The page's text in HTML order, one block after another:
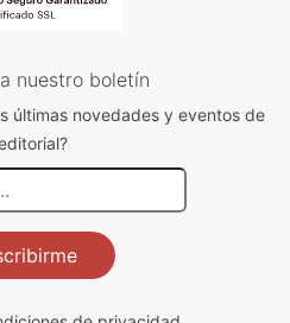
nuestro boletín
últimas novedades y eventos de